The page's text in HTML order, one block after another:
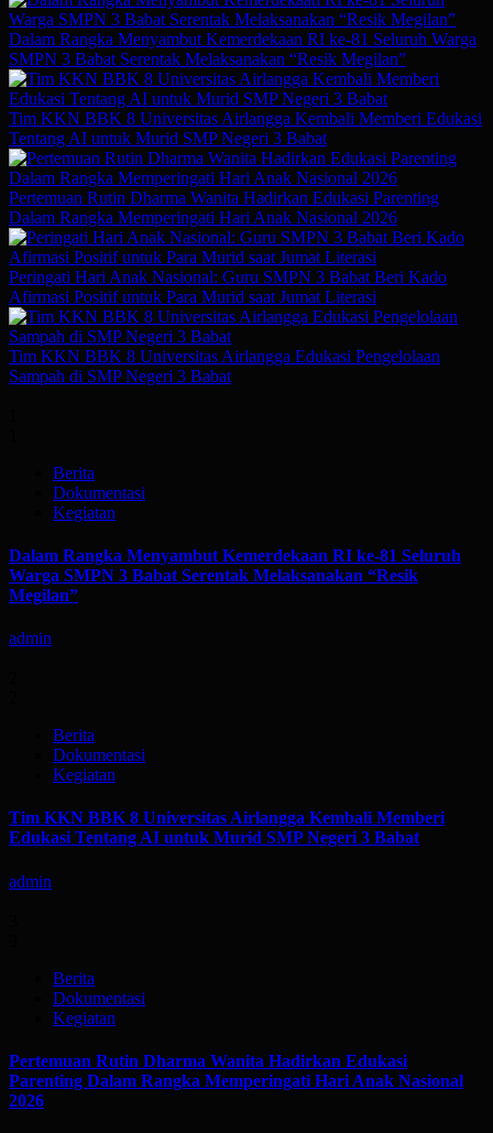
Dalam Rangka Menyambut Kemerdekaan RI ke-81 Seluruh Warga
SMPN 3 Babat Serentak Melaksanakan “Resik Megilan”
Tim KKN BBK 8 Universitas Airlangga Kembali Memberi Edukasi
Tentang AI untuk Murid SMP Negeri 3 Babat
Pertemuan Rutin Dharma Wanita Hadirkan Edukasi Parenting
Dalam Rangka Memperingati Hari Anak Nasional 2026
Peringati Hari Anak Nasional: Guru SMPN 3 Babat Beri Kado
Afirmasi Positif untuk Para Murid saat Jumat Literasi
Tim KKN BBK 8 Universitas Airlangga Edukasi Pengelolaan
Sampah di SMP Negeri 3 Babat
Berita
Dokumentasi
Kegiatan
Dalam Rangka Menyambut Kemerdekaan RI ke-81 Seluruh
Warga SMPN 3 Babat Serentak Melaksanakan “Resik
Megilan”
admin
Berita
Dokumentasi
Kegiatan
Tim KKN BBK 8 Universitas Airlangga Kembali Memberi
Edukasi Tentang AI untuk Murid SMP Negeri 3 Babat
admin
Berita
Dokumentasi
Kegiatan
Pertemuan Rutin Dharma Wanita Hadirkan Edukasi
Parenting Dalam Rangka Memperingati Hari Anak Nasional
2026